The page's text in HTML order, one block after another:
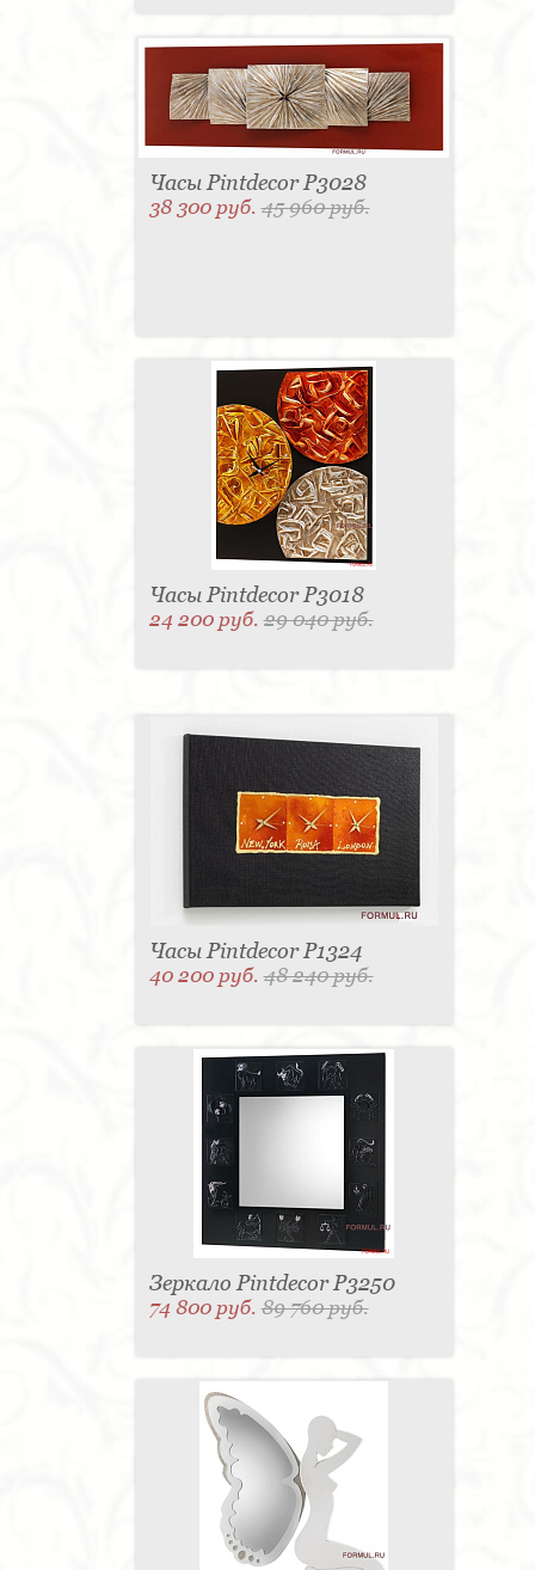
Часы Pintdecor P3028
38 300 руб.45 960 руб.
Часы Pintdecor P3018
24 200 руб.29 040 руб.
Часы Pintdecor P1324
40 200 руб.48 240 руб.
Зеркало Pintdecor P3250
74 800 руб.89 760 руб.